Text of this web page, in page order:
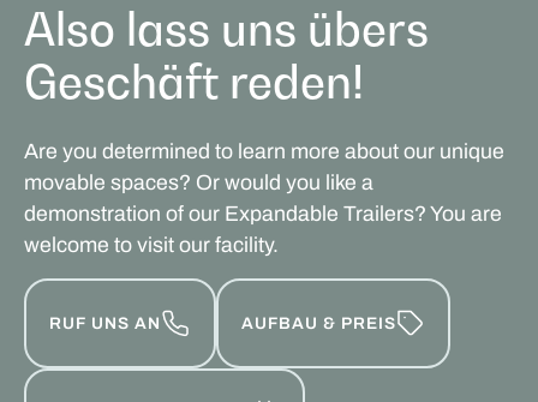
Also lass uns übers
Geschäft reden!
Are you determined to learn more about our unique
movable spaces? Or would you like a
demonstration of our Expandable Trailers? You are
welcome to visit our facility.
RUF UNS AN AUFBAU & PREIS